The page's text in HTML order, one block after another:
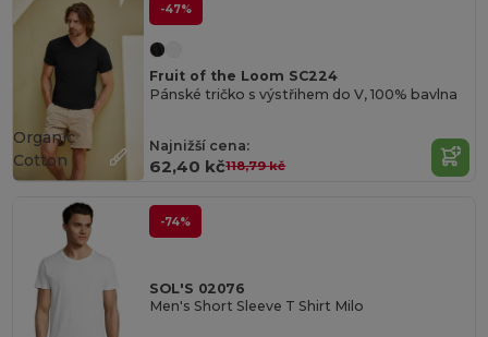
-47%
Fruit of the Loom SC224
Pánské tričko s výstřihem do V, 100% bavlna
Najnižší cena:
62,40 kč118,79 kč
Organic
Cotton
-74%
SOL'S 02076
Men's Short Sleeve T Shirt Milo